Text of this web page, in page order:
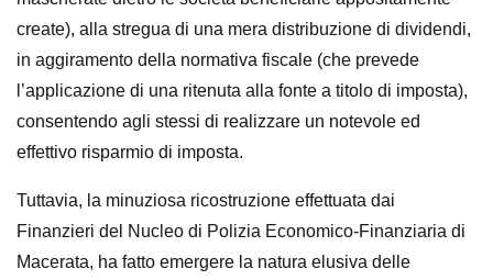
create), alla stregua di una mera distribuzione di dividendi,
in aggiramento della normativa fiscale (che prevede
l’applicazione di una ritenuta alla fonte a titolo di imposta),
consentendo agli stessi di realizzare un notevole ed
effettivo risparmio di imposta.
Tuttavia, la minuziosa ricostruzione effettuata dai
Finanzieri del Nucleo di Polizia Economico-Finanziaria di
Macerata, ha fatto emergere la natura elusiva delle